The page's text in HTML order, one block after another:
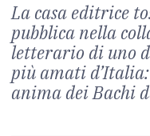
La casa editrice
pubblica nella
letterario di uno
più amati
anima dei Bachi